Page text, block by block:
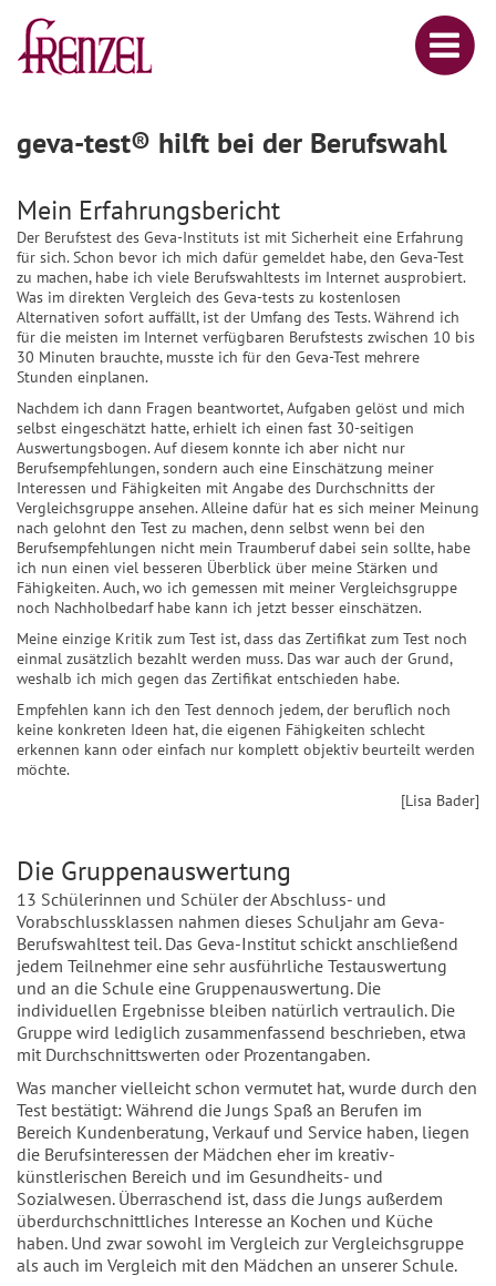
geva-test® hilft bei der Berufswahl
Mein Erfahrungsbericht
Der Berufstest des Geva-Instituts ist mit Sicherheit eine Erfahrung
für sich. Schon bevor ich mich dafür gemeldet habe, den Geva-Test
zu machen, habe ich viele Berufswahltests im Internet ausprobiert.
Was im direkten Vergleich des Geva-tests zu kostenlosen
Alternativen sofort auffällt, ist der Umfang des Tests. Während ich
für die meisten im Internet verfügbaren Berufstests zwischen 10 bis
30 Minuten brauchte, musste ich für den Geva-Test mehrere
Stunden einplanen.
Nachdem ich dann Fragen beantwortet, Aufgaben gelöst und mich
selbst eingeschätzt hatte, er­hielt ich einen fast 30-seitigen
Auswertungsbogen. Auf diesem konnte ich aber nicht nur
Berufsempfehlungen, sondern auch eine Einschätzung meiner
Interessen und Fähigkeiten mit Angabe des Durchschnitts der
Vergleichsgruppe ansehen. Alleine dafür hat es sich meiner Meinung
nach gelohnt den Test zu machen, denn selbst wenn bei den
Berufsempfehlungen nicht mein Traumberuf dabei sein sollte, habe
ich nun einen viel besseren Überblick über meine Stärken und
Fähigkeiten. Auch, wo ich gemessen mit meiner Vergleichsgruppe
noch Nachholbedarf habe kann ich jetzt besser einschätzen.
Meine einzige Kritik zum Test ist, dass das Zertifikat zum Test noch
einmal zusätzlich bezahlt werden muss. Das war auch der Grund,
weshalb ich mich gegen das Zertifikat entschieden habe.
Empfehlen kann ich den Test dennoch jedem, der beruflich noch
keine konkreten Ideen hat, die eigenen Fähigkeiten schlecht
erkennen kann oder einfach nur komplett objektiv beurteilt werden
möchte.
[Lisa Bader]
Die Gruppenauswertung
13 Schülerinnen und Schüler der Abschluss- und
Vorabschlussklassen nahmen dieses Schuljahr am Geva-
Berufswahltest teil. Das Geva-Institut schickt anschließend
jedem Teilnehmer eine sehr ausführliche Testauswertung
und an die Schule eine Gruppenauswertung. Die
individuellen Ergebnisse bleiben natürlich vertraulich. Die
Gruppe wird lediglich zusammenfassend beschrieben, etwa
mit Durchschnittswerten oder Prozentangaben.
Was mancher vielleicht schon vermutet hat, wurde durch den
Test bestätigt: Während die Jungs Spaß an Berufen im
Bereich Kundenberatung, Verkauf und Service haben, liegen
die Berufsinteressen der Mädchen eher im kreativ-
künstlerischen Bereich und im Gesundheits- und
Sozialwesen. Überraschend ist, dass die Jungs außerdem
überdurchschnittliches Interesse an Kochen und Küche
haben. Und zwar sowohl im Vergleich zur Vergleichsgruppe
als auch im Vergleich mit den Mädchen an unserer Schule.